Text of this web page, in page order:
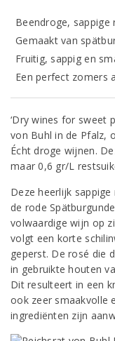
Beendroge, sappige
Gemaakt van
Fruitig, sappig en
Een perfect zomers
‘Dry wines for sweet
von Buhl in de Pfalz,
Écht droge wijnen.
maar 0,6 gr/L
Deze heerlijk
de rode
volwaardige wijn op
volgt een korte
geperst. De rosé die
in gebruikte houten
Dit resulteert in een
ook zeer smaakvolle
ingrediënten zijn